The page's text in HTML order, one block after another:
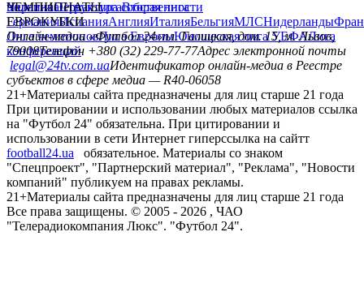
политикаСтруктура собственности
УкраинаПервая лигаВторая лига
ЧЕМПИОНАТЫ
ГерманияИспанияАнглияИталияБельгияМЛСНидерланды
ЕВРОКУБКИ
Лига чемпионовЛига ЕвропыЮношеская лига УЕФАЛига
конференций
Онлайн-медиа «Футбол 24»пл. Галицкая, дом. 15, м. Львов,
79008Телефон +380 (32) 229-77-77Адрес электронной почты
legal@24tv.com.uaИдентификатор онлайн-медиа в Реестре
субъектов в сфере медиа — R40-06058
21+Материалы сайта предназначены для лиц старше 21 года
При цитировании и использовании любых материалов ссылка
на "Футбол 24" обязательна. При цитировании и
использовании в сети Интернет гиперссылка на сайтт
football24.ua
обязательное. Материалы со знаком
"Спецпроект", "Партнерский материал", "Реклама", "Новости
компаний" публикуем на правах рекламы.
21+Материалы сайта предназначены для лиц старше 21 года
Все права защищены. © 2005 - 2026 , ЧАО
"Телерадиокомпания Люкс". "Футбол 24".